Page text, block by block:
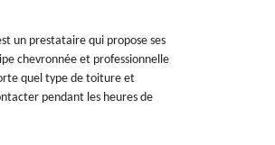
un prestataire qui propose ses
chevronnée et professionnelle
quel type de toiture et
pendant les heures de